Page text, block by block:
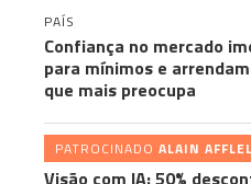
PAÍS
Confiança no mercado
para mínimos e
que mais preocupa
PATROCINADO ALAIN